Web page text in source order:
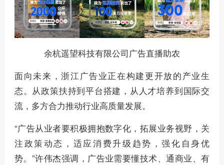
余杭遥望科技有限公司广告直播助农
面向未来，浙江广告业正在构建更开放的产业生
态。从政策扶持到平台搭建，从人才培养到国际交
流，多方合力推动行业高质量发展。
“广告从业者要积极拥抱数字化，拓展业务视野，关
注政策动态，适应消费升级趋势，强化自身优
势。”许伟杰强调，广告业需要懂技术、通商业、有